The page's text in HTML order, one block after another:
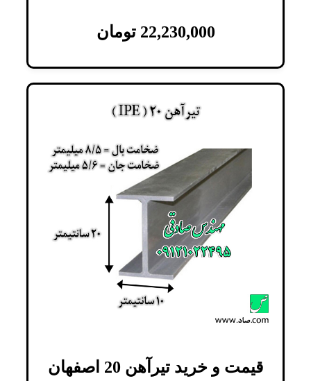
22,230,000 تومان
قیمت و خرید تیرآهن 20 اصفهان